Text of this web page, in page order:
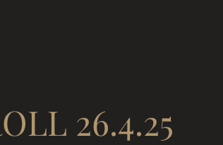
26.4.25